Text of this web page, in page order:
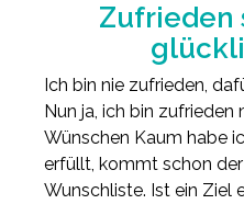
Zufrieden
Ich bin nie zufrieden,
Nun ja, ich bin zufrieden
Wünschen Kaum habe
erfüllt, kommt schon
Wunschliste. Ist ein Ziel